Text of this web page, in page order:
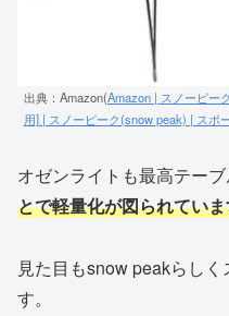
出典：Amazon(Amazon | スノーピー
用] | スノーピーク(snow peak) | スポ
オゼンライトも最高テーブ
とで軽量化が図られてい
見た目もsnow peakらし
す。